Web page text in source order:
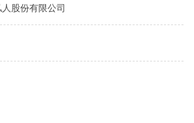
人股份有限公司